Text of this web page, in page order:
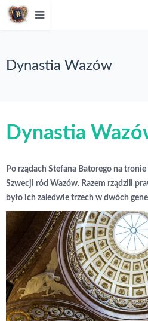
Dynastia Wazów
Dynastia
Po rządach Stefana Batorego na
Szwecji ród Wazów. Razem rządzili
było ich zaledwie trzech w dwóch